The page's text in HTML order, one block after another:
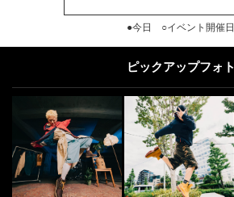
●今日 ○イベント開催日
ピックアップフォト